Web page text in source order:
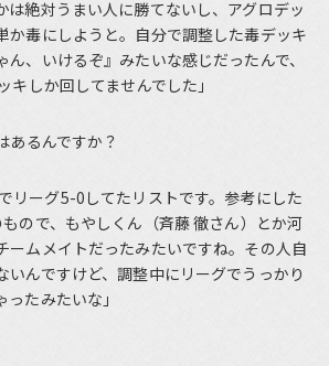
は絶対うまい人に勝てないし、アグロデッ
か毒にしようと。自分で調整した毒デッキ
、いけるぞ』みたいな感じだったんで、
しか回してませんでした」
あるんですか？
リーグ5-0してたリストです。参考にした
ので、もやしくん（斉藤 徹さん）とか河
ームメイトだったみたいですね。その人自
いんですけど、調整中にリーグでうっかり
たみたいな」